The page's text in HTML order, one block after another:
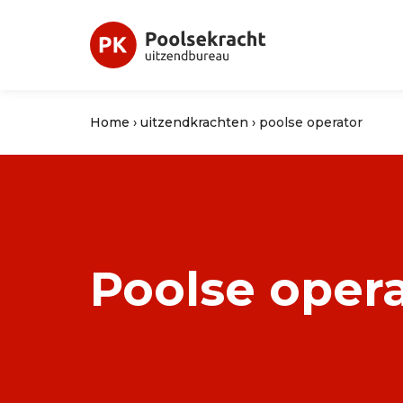
Home › uitzendkrachten › poolse operator
Poolse